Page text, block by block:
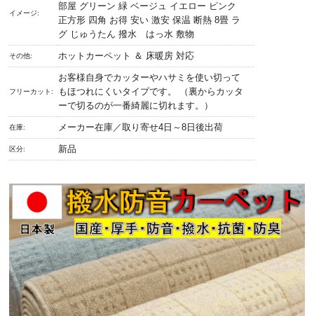
イメージ:
部屋 グリーン 緑 ベージュ イエロー ピンク
正方形 四角 お得 安い 激安 保温 断熱 8畳 ラ
グ じゅうたん 撥水 はっ水 敷物
その他: ホットカーペット ＆ 床暖房 対応
フリーカット:
お客様自身でカッターやハサミを使い切って
もほつれにくいタイプです。 （裏からカッタ
ーで切るのが一番綺麗に切れます。）
在庫: メーカー在庫／取り寄せ4日～8日後出荷
区分: 新品